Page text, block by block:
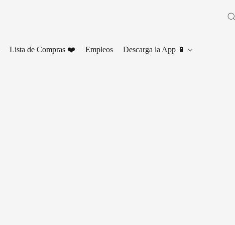
Lista de Compras ❤️ Empleos Descarga la App 📱